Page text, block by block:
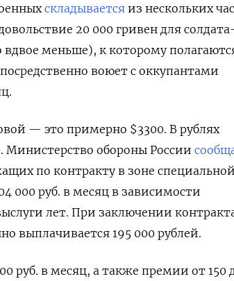
складывается из нескольких
20 000 гривен для
меньше), к которому
воюет с оккупантами
— это примерно $3300. В рублях
Министерство обороны России
по контракту в зоне специальной
000 руб. в месяц в зависимости
лет. При заключении
выплачивается 195 000 рублей.
руб. в месяц, а также премии от 150